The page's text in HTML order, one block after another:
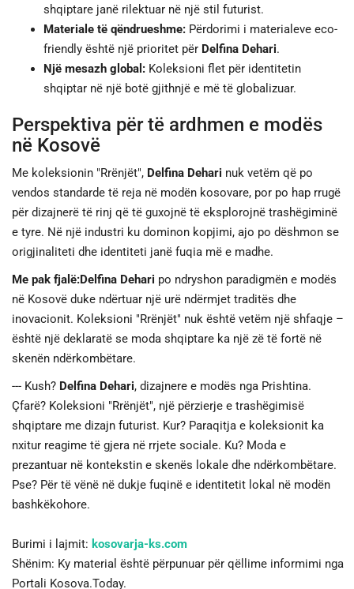
shqiptare janë rilektuar në një stil futurist.
Materiale të qëndrueshme: Përdorimi i materialeve eco-
friendly është një prioritet për Delfina Dehari.
Një mesazh global: Koleksioni flet për identitetin
shqiptar në një botë gjithnjë e më të globalizuar.
Perspektiva për të ardhmen e modës
në Kosovë
Me koleksionin "Rrënjët", Delfina Dehari nuk vetëm që po
vendos standarde të reja në modën kosovare, por po hap rrugë
për dizajnerë të rinj që të guxojnë të eksplorojnë trashëgiminë
e tyre. Në një industri ku dominon kopjimi, ajo po dëshmon se
origjinaliteti dhe identiteti janë fuqia më e madhe.
Me pak fjalë:Delfina Dehari po ndryshon paradigmën e modës
në Kosovë duke ndërtuar një urë ndërmjet traditës dhe
inovacionit. Koleksioni "Rrënjët" nuk është vetëm një shfaqje –
është një deklaratë se moda shqiptare ka një zë të fortë në
skenën ndërkombëtare.
--- Kush? Delfina Dehari, dizajnere e modës nga Prishtina.
Çfarë? Koleksioni "Rrënjët", një përzierje e trashëgimisë
shqiptare me dizajn futurist. Kur? Paraqitja e koleksionit ka
nxitur reagime të gjera në rrjete sociale. Ku? Moda e
prezantuar në kontekstin e skenës lokale dhe ndërkombëtare.
Pse? Për të vënë në dukje fuqinë e identitetit lokal në modën
bashkëkohore.
Burimi i lajmit: kosovarja-ks.com
Shënim: Ky material është përpunuar për qëllime informimi nga
Portali Kosova.Today.